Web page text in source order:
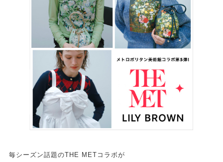
毎シーズン話題のTHE METコラボが